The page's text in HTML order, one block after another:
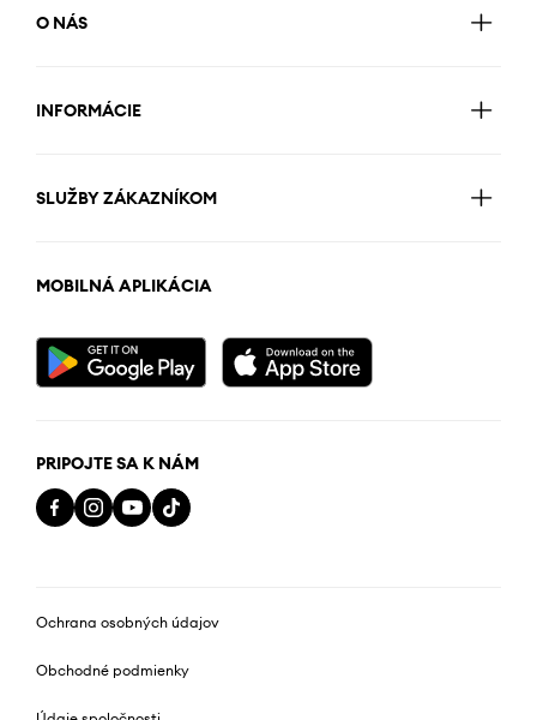
O NÁS
INFORMÁCIE
SLUŽBY ZÁKAZNÍKOM
MOBILNÁ APLIKÁCIA
PRIPOJTE SA K NÁM
Ochrana osobných údajov
Obchodné podmienky